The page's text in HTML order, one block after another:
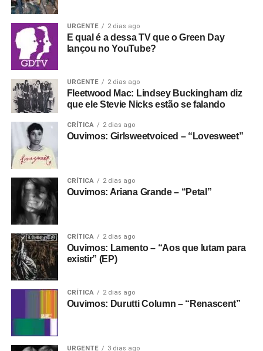
URGENTE 2 dias ago
E qual é a dessa TV que o Green Day
lançou no YouTube?
URGENTE 2 dias ago
Fleetwood Mac: Lindsey Buckingham diz
que ele Stevie Nicks estão se falando
CRÍTICA 2 dias ago
Ouvimos: Girlsweetvoiced – “Lovesweet”
CRÍTICA 2 dias ago
Ouvimos: Ariana Grande – “Petal”
CRÍTICA 2 dias ago
Ouvimos: Lamento – “Aos que lutam para
existir” (EP)
CRÍTICA 2 dias ago
Ouvimos: Durutti Column – “Renascent”
URGENTE 3 dias ago